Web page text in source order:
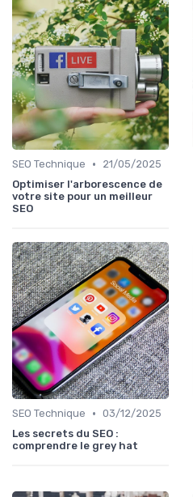
SEO Technique •
21/05/2025
Optimiser l'arborescence de
votre site pour un meilleur
SEO
SEO Technique • 03/12/2025
Les secrets du SEO :
comprendre le grey hat